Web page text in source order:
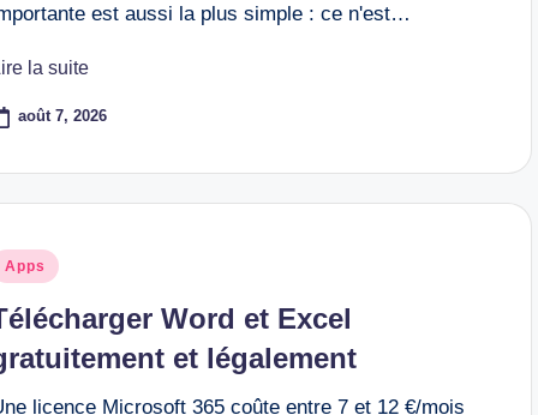
est aussi la plus simple : ce n'est…
la suite
août 7, 2026
Apps
Word et Excel
et légalement
licence Microsoft 365 coûte entre 7 et 12 €/mois